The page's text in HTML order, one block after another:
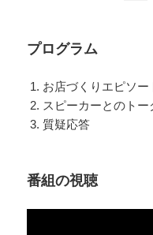
プログラム
お店づくりエピソー
スピーカーとのトー
質疑応答
番組の視聴